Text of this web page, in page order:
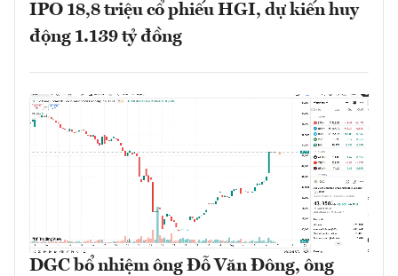
IPO 18,8 triệu cổ phiếu HGI, dự kiến huy
động 1.139 tỷ đồng
DGC bổ nhiệm ông Đỗ Văn Đông, ông